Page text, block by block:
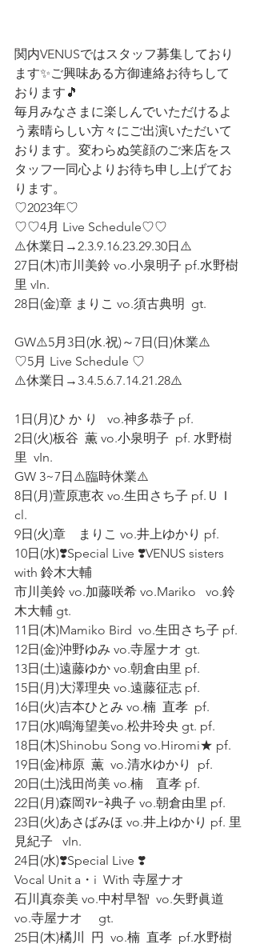
関内VENUSではスタッフ募集しており
ます✨ご興味ある方御連絡お待ちして
おります🎵
毎月みなさまに楽しんでいただけるよ
う素晴らしい方々にご出演いただいて
おります。変わらぬ笑顔のご来店をス
タッフ一同心よりお待ち申し上げてお
ります。
♡2023年♡
♡♡4月 Live Schedule♡♡
⚠️休業日→2.3.9.16.23.29.30日⚠️
27日(木)市川美鈴 vo.小泉明子 pf.水野樹
里 vIn.
28日(金)章 まりこ vo.須古典明  gt.
GW⚠️5月3日(水.祝)～7日(日)休業⚠️
♡5月 Live Schedule ♡
⚠️休業日→3.4.5.6.7.14.21.28⚠️
1日(月)ひ か り   vo.神多恭子 pf.
2日(火)板谷  薫 vo.小泉明子  pf. 水野樹
里  vIn.
GW 3~7日⚠️臨時休業⚠️
8日(月)萱原恵衣 vo.生田さち子 pf.ＵＩ
cl.
9日(火)章    まりこ vo.井上ゆかり pf.
10日(水)❣️Special Live ❣️VENUS sisters
with 鈴木大輔
市川美鈴 vo.加藤咲希 vo.Mariko   vo.鈴
木大輔 gt.
11日(木)Mamiko Bird  vo.生田さち子 pf.
12日(金)沖野ゆみ vo.寺屋ナオ gt.
13日(土)遠藤ゆか vo.朝倉由里 pf.
15日(月)大澤理央 vo.遠藤征志 pf.
16日(火)吉本ひとみ vo.楠  直孝  pf.
17日(水)鳴海望美vo.松井玲央 gt. pf.
18日(木)Shinobu Song vo.Hiromi★ pf.
19日(金)柿原  薫  vo.清水ゆかり  pf.
20日(土)浅田尚美 vo.楠    直孝 pf.
22日(月)森岡ﾏﾚｰﾈ典子 vo.朝倉由里 pf.
23日(火)あさばみほ vo.井上ゆかり pf. 里
見紀子   vIn.
24日(水)❣️Special Live ❣️
Vocal Unit a・i  With 寺屋ナオ
石川真奈美 vo.中村早智  vo.矢野眞道
vo.寺屋ナオ     gt.
25日(木)橘川  円  vo.楠  直孝  pf.水野樹